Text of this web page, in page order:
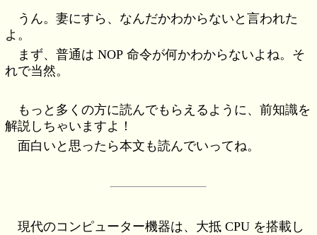
うん。妻にすら、なんだかわからないと言われた
よ。
まず、普通は NOP 命令が何かわからないよね。そ
れで当然。
もっと多くの方に読んでもらえるように、前知識を
解説しちゃいますよ！
面白いと思ったら本文も読んでいってね。
現代のコンピューター機器は、大抵 CPU を搭載し